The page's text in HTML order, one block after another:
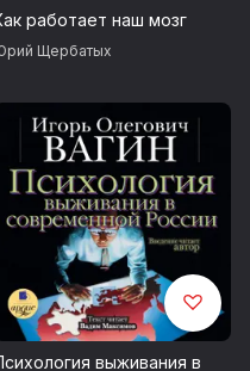
работает наш мозг
Щербатых
выживания в